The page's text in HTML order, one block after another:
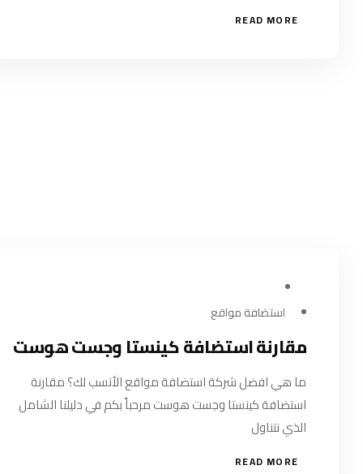
READ MORE
استضافة مواقع
مقارنة استضافة كينستا وجست هوست
ما هي افضل شركة استضافة مواقع الأنسب لك؟ مقارنة
استضافة كينستا وجست هوست مرحباً بكم في دليلنا الشامل
الذي نتناول
READ MORE